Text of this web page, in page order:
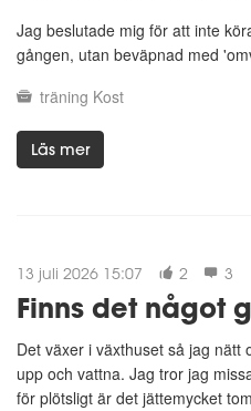
Jag beslutade mig för att inte
gången, utan beväpnad med
träning Kost
Läs mer
13 juli 2026 15:07 2 3
Finns det något
Det växer i växthuset så jag nätt
upp och vattna. Jag tror jag
för plötsligt är det jättemycket